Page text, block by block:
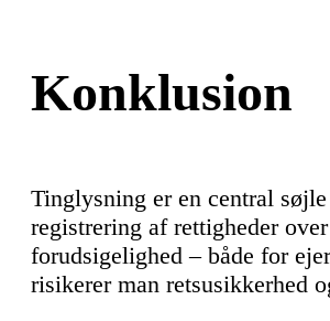
Konklusion
Tinglysning er en central
registrering af rettigheder
forudsigelighed – både for
risikerer man retsusikkerhed